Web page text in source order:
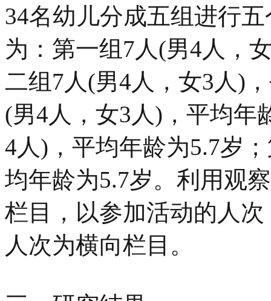
34名幼儿分成五组进行
为：第一组7人(男4人，
二组7人(男4人，女3人)
(男4人，女3人)，平均年
4人)，平均年龄为5.7岁
均年龄为5.7岁。利用观
栏目，以参加活动的人
人次为横向栏目。